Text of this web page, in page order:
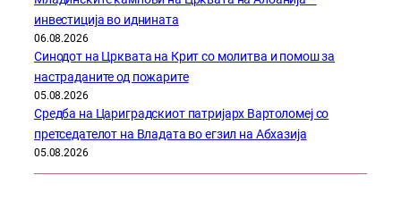
инвестиција во иднината
06.08.2026
Синодот на Црквата на Крит со молитва и помош за
настраданите од пожарите
05.08.2026
Средба на Цариградскиот патријарх Вартоломеј со
претседателот на Владата во егзил на Абхазија
05.08.2026